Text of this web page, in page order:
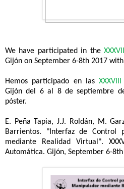
We have participated in the
Gijón on September 6-8th 2017
Hemos participado en las
Gijón del 6 al 8 de septiembre
póster.
E. Peña Tapia, J.J. Roldán, M.
Barrientos. "Interfaz de Control
mediante Realidad Virtual".
Automática. Gijón, September 6-8th